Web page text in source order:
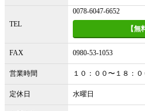
TEL
0078-6047-6652
【
FAX 0980-53-1053
営業時間 １０：００〜１８：０
定休日 水曜日